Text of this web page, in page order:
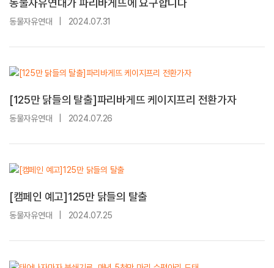
동물자유연대가 파리바게뜨에 요구합니다
동물자유연대 2024.07.31
[125만 닭들의 탈출]파리바게뜨 케이지프리 전환가자
동물자유연대 2024.07.26
[캠페인 예고]125만 닭들의 탈출
동물자유연대 2024.07.25